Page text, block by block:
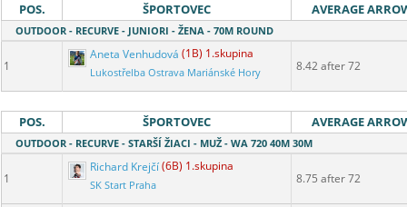
POS. ŠPORTOVEC AVERAGE
OUTDOOR - RECURVE - JUNIORI - ŽENA - 70M ROUND
1
Aneta Venhudová (1B) 1.skupina
Lukostřelba Ostrava Mariánské Hory 8.42 after 72
POS. ŠPORTOVEC AVERAGE
OUTDOOR - RECURVE - STARŠÍ ŽIACI - MUŽ - WA 720 40M 30M
1
Richard Krejčí(6B) 1.skupina
SK Start Praha 8.75 after 72